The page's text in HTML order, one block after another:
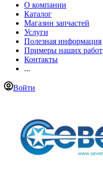
О компании
Каталог
Магазин запчастей
Услуги
Полезная информация
Примеры наших работ
Контакты
...
Войти